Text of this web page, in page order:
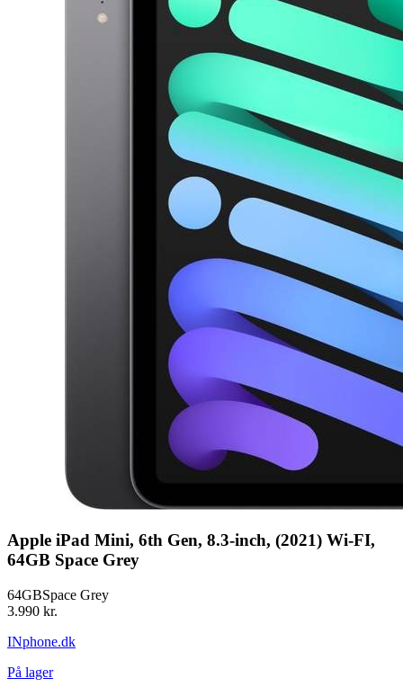
Apple iPad Mini, 6th Gen, 8.3-inch, (2021) Wi-FI,
64GB Space Grey
64GBSpace Grey
3.990 kr.
INphone.dk
På lager